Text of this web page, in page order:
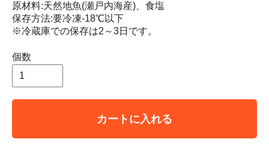
原材料:天然地魚(瀬戸内海産)、食塩
保存方法:要冷凍-18℃以下
※冷蔵庫での保存は2～3日です。
個数
カートに入れる